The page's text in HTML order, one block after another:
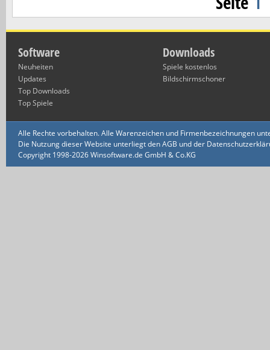
Software
Neuheiten
Updates
Top Downloads
Top Spiele
Downloads
Spiele kostenlos
Bildschirmschoner
Alle Rechte vorbehalten. Alle Warenzeichen und Firmenbezeichnungen
Die Nutzung dieser Website unterliegt den AGB und der
Copyright 1998-2026 Winsoftware.de GmbH & Co.KG